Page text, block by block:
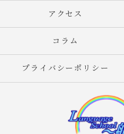
アクセス
コラム
プライバシーポリシー